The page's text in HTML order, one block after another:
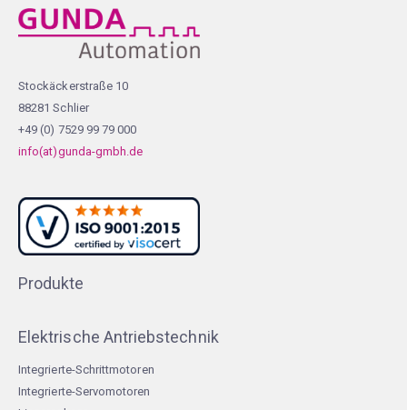
Stockäckerstraße 10
88281 Schlier
+49 (0) 7529 99 79 000
info(at)gunda-gmbh.de
Produkte
Elektrische Antriebstechnik
Integrierte-Schrittmotoren
Integrierte-Servomotoren